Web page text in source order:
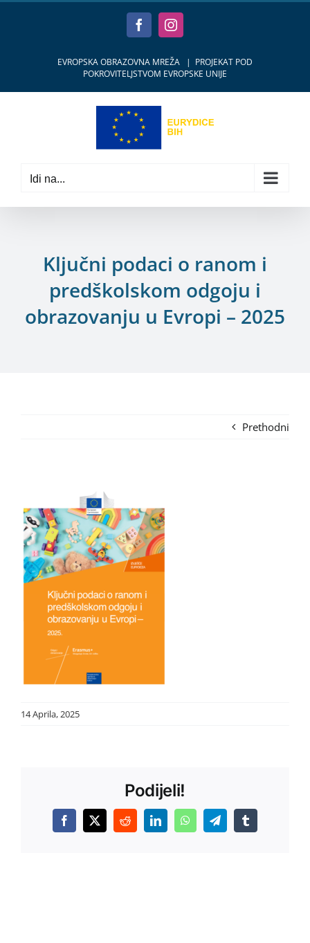
FacebookInstagram
EVROPSKA OBRAZOVNA MREŽA | PROJEKAT POD
POKROVITELJSTVOM EVROPSKE UNIJE
Idi na...
Ključni podaci o ranom i
predškolskom odgoju i
obrazovanju u Evropi – 2025
Prethodni
14 Aprila, 2025
Podijeli!
Facebook
X RedditLinkedInWhatsAppTelegramTumblr